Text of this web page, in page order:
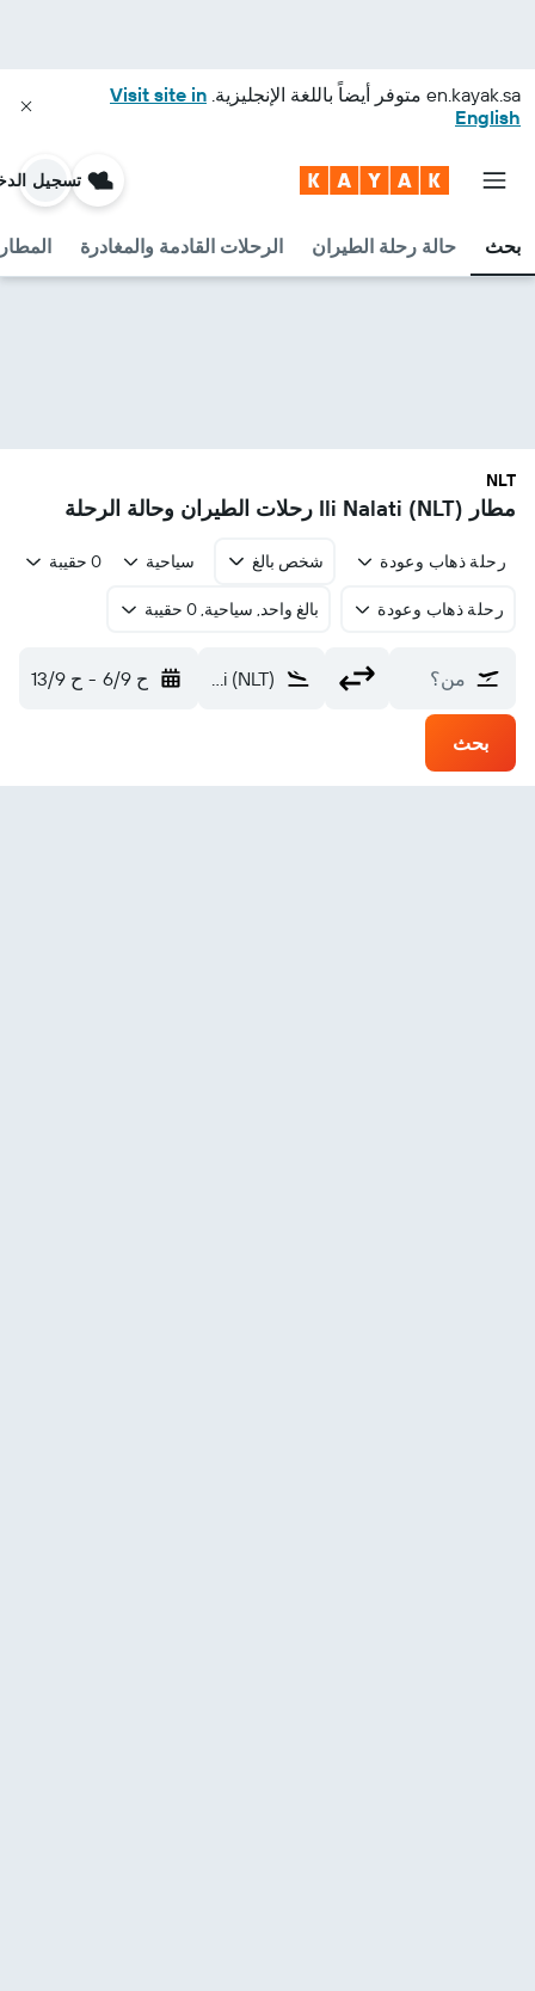
en.kayak.sa متوفر أيضاً باللغة الإنجليزية. Visit site in
English
بحث حالة رحلة الطيران الرحلات القادمة والمغادرة
تسجيل
NLT
مطار Ili Nalati (NLT) رحلات الطيران وحالة الرحلة
رحلة ذهاب وعودة شخص بالغ سياحية 0 حقيبة
رحلة ذهاب وعودة بالغ واحد, سياحية, 0 حقيبة
من؟ Ili Nalati (NLT) ح 6/9 - ح 13/9
بحث